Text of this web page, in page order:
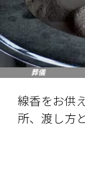
葬儀
線香をお供
所、渡し方